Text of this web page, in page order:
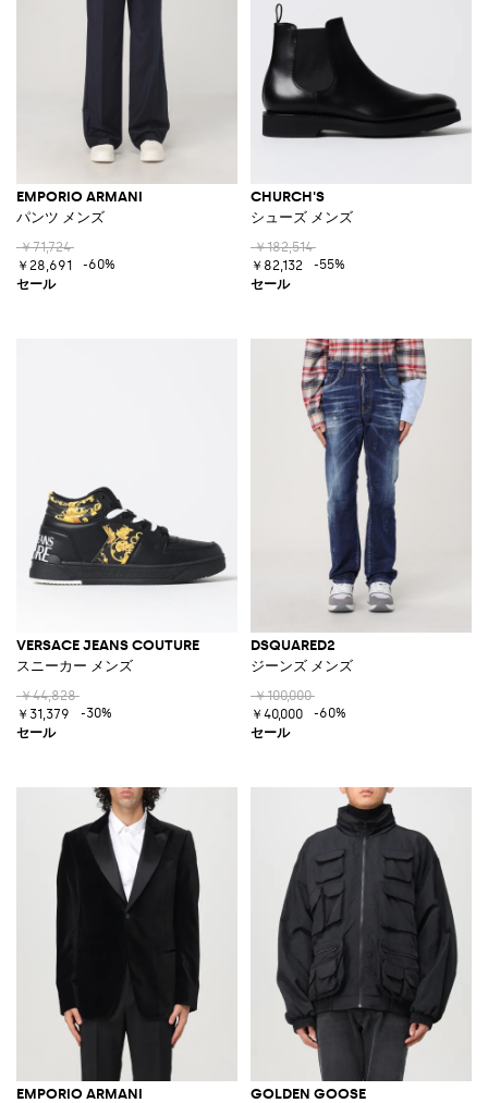
EMPORIO ARMANI
パンツ メンズ
￥71,724
￥28,691
-60%
CHURCH'S
シューズ メンズ
￥182,514
￥82,132
-55%
VERSACE JEANS COUTURE
スニーカー メンズ
￥44,828
￥31,379
-30%
DSQUARED2
ジーンズ メンズ
￥100,000
￥40,000
-60%
EMPORIO ARMANI GOLDEN GOOSE